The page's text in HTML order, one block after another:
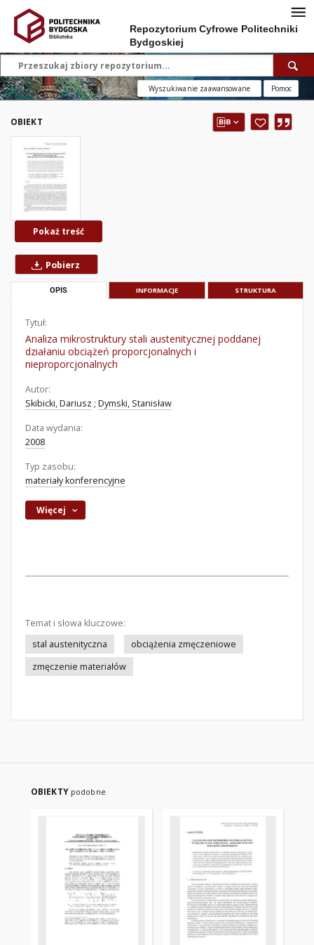
Repozytorium Cyfrowe Politechniki
Bydgoskiej
Wyszukiwanie zaawansowane Pomoc
OBIEKT
Pokaż treść
Pobierz
OPIS INFORMACJE STRUKTURA
Tytuł:
Analiza mikrostruktury stali austenitycznej poddanej
działaniu obciążeń proporcjonalnych i
nieproporcjonalnych
Autor:
Skibicki, Dariusz ; Dymski, Stanisław
Data wydania:
2008
Typ zasobu:
materiały konferencyjne
Więcej
Temat i słowa kluczowe:
stal austenityczna
obciążenia zmęczeniowe
zmęczenie materiałów
OBIEKTY podobne